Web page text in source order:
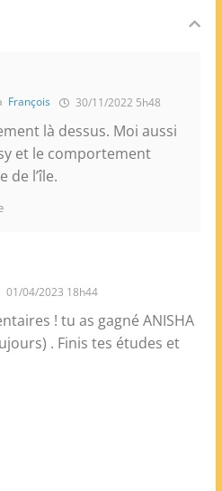
François 30/11/2022 5h48
là dessus. Moi aussi
et le comportement
de l’île.
01/04/2023 18h44
! tu as gagné ANISHA
. Finis tes études et